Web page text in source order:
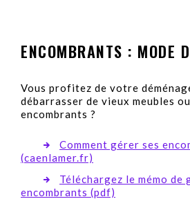
ENCOMBRANTS : MODE
Vous profitez de votre
débarrasser de vieux meubles
encombrants ?
Comment gérer ses
(caenlamer.fr)
Téléchargez le mémo de
encombrants (pdf)